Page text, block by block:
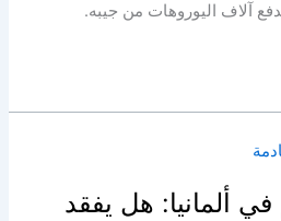
آلاف اليوروهات من جيبه.
في ألمانيا: هل يفقد